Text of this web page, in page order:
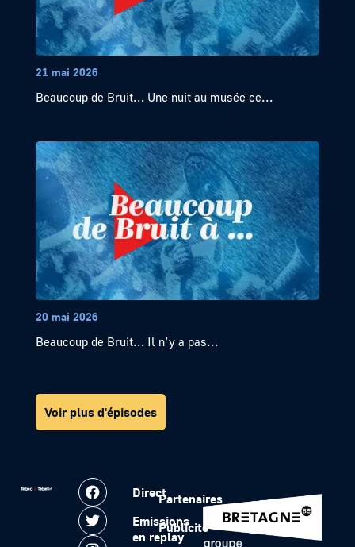
21 mai 2026
Beaucoup de Bruit… Une nuit au musée ce...
20 mai 2026
Beaucoup de Bruit… Il n’y a pas...
Voir plus d'épisodes
Direct
Emissions
en replay
Partenaires
Publicité